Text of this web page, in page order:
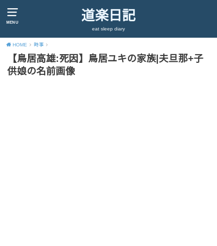
MENU 道楽日記
eat sleep diary
HOME 時事
【鳥居高雄:死因】鳥居ユキの家族|夫旦那+子
供娘の名前画像